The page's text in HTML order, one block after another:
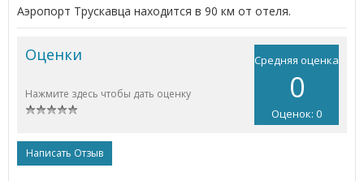
Аэропорт Трускавца находится в 90 км от отеля.
Средняя оценка
0
Оценок: 0
Оценки
Нажмите здесь чтобы дать оценку
Написать Отзыв